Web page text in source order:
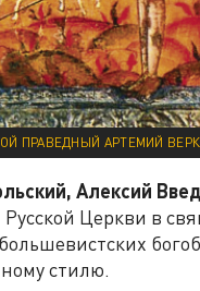
ПРАВЕДНЫЙ АРТЕМИЙ
Алексий
Церкви в
стилю.